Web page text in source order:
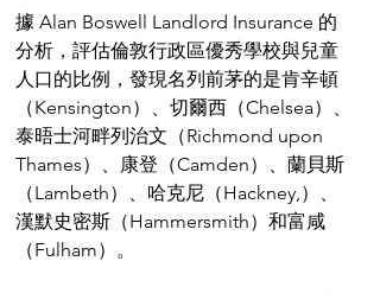
據 Alan Boswell Landlord Insurance 的
分析，評估倫敦行政區優秀學校與兒童
人口的比例，發現名列前茅的是肯辛頓
（Kensington）、切爾西（Chelsea）、
泰晤士河畔列治文（Richmond upon
Thames）、康登（Camden）、蘭貝斯
（Lambeth）、哈克尼（Hackney,）、
漢默史密斯（Hammersmith）和富咸
（Fulham）。